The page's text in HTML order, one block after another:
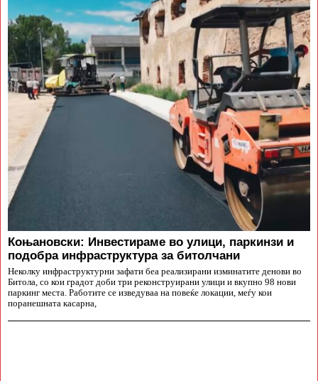
Коњановски: Инвестираме во улици, паркинзи и
подобра инфраструктура за битолчани
Неколку инфраструктурни зафати беа реализирани изминатите денови во
Битола, со кои градот доби три реконструирани улици и вкупно 98 нови
паркинг места. Работите се изведуваа на повеќе локации, меѓу кои
поранешната касарна,